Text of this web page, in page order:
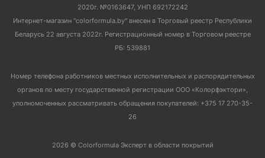
2020г. №0163647, УНП 692172242
Интернет-магазин "colorformula.by" внесен в Торговый реестр Республики
Беларусь 22 августа 2022г. Регистрационный номер в Торговом реестре
РБ: 539881
Номер телефона работников местных исполнительных и распорядительных
органов по месту государственной регистрации ООО «Колорфэктори»,
уполномоченных рассматривать обращения покупателей: +375 17 270-35-
26
2026 © Colorformula Эксперт в области покрытий